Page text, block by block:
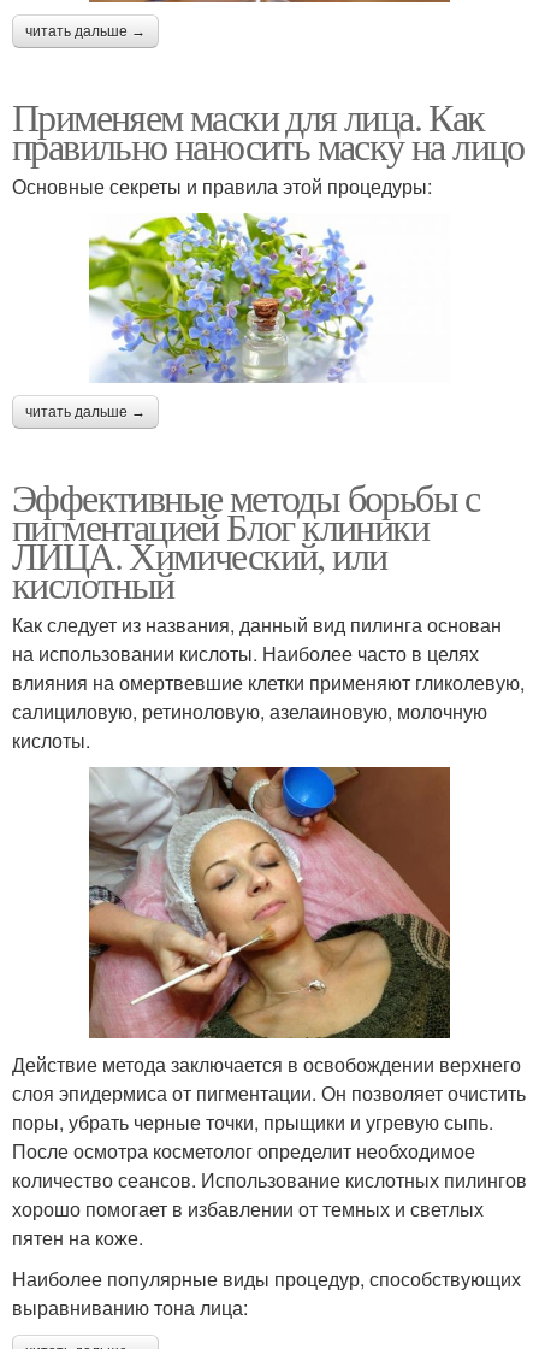
читать дальше →
Применяем маски для лица. Как
правильно наносить маску на лицо
Основные секреты и правила этой процедуры:
читать дальше →
Эффективные методы борьбы с
пигментацией Блог клиники
ЛИЦА. Химический, или
кислотный
Как следует из названия, данный вид пилинга основан
на использовании кислоты. Наиболее часто в целях
влияния на омертвевшие клетки применяют гликолевую,
салициловую, ретиноловую, азелаиновую, молочную
кислоты.
Действие метода заключается в освобождении верхнего
слоя эпидермиса от пигментации. Он позволяет очистить
поры, убрать черные точки, прыщики и угревую сыпь.
После осмотра косметолог определит необходимое
количество сеансов. Использование кислотных пилингов
хорошо помогает в избавлении от темных и светлых
пятен на коже.
Наиболее популярные виды процедур, способствующих
выравниванию тона лица: